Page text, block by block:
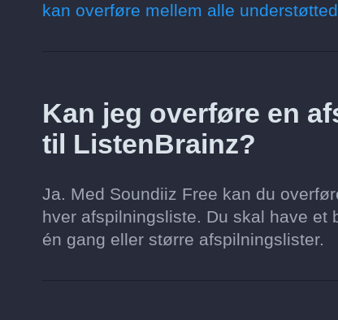
kan overføre mellem alle
Kan jeg overføre en
til ListenBrainz?
Ja. Med Soundiiz Free kan du
hver afspilningsliste. Du skal have et
én gang eller større afspilningslister.